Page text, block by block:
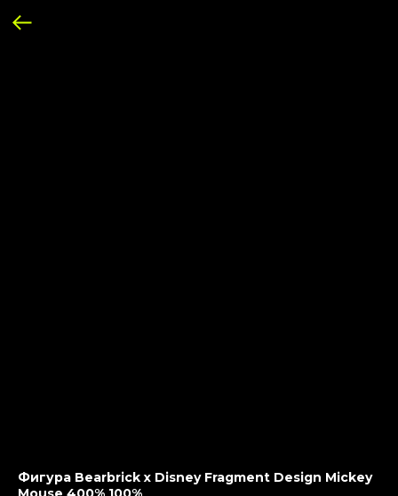
Фигура Bearbrick x Disney Fragment Design Mickey